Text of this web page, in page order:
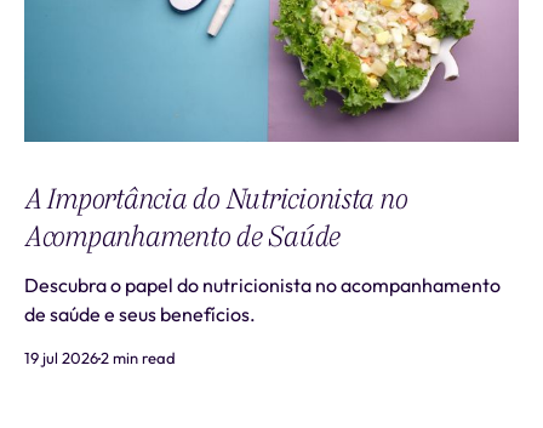
A Importância do Nutricionista no
Acompanhamento de Saúde
Descubra o papel do nutricionista no acompanhamento
de saúde e seus benefícios.
19 jul 20262 min read